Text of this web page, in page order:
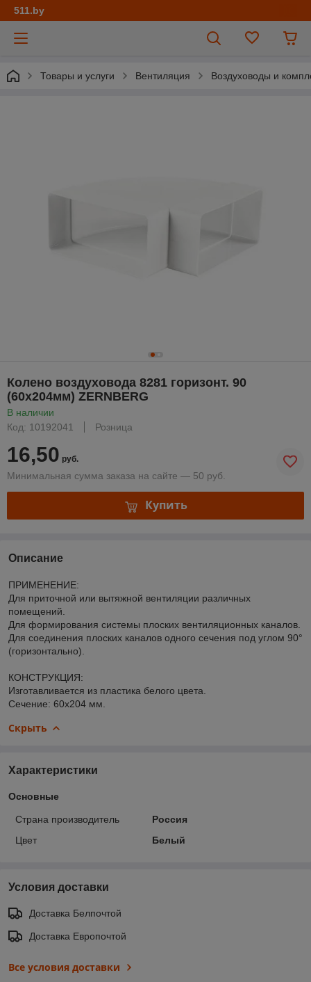
511.by
Товары и услуги Вентиляция Воздуховоды и
Колено воздуховода 8281 горизонт. 90
(60х204мм) ZERNBERG
В наличии
Код: 10192041
Розница
16,50 руб.
Минимальная сумма заказа на сайте — 50 руб.
Купить
Описание
ПРИМЕНЕНИЕ:
Для приточной или вытяжной вентиляции различных
помещений.
Для формирования системы плоских вентиляционных каналов.
Для соединения плоских каналов одного сечения под углом 90°
(горизонтально).
КОНСТРУКЦИЯ:
Изготавливается из пластика белого цвета.
Сечение: 60х204 мм.
Скрыть
Характеристики
Основные
Страна производитель
Россия
Цвет
Белый
Условия доставки
Доставка Белпочтой
Доставка Европочтой
Все условия доставки